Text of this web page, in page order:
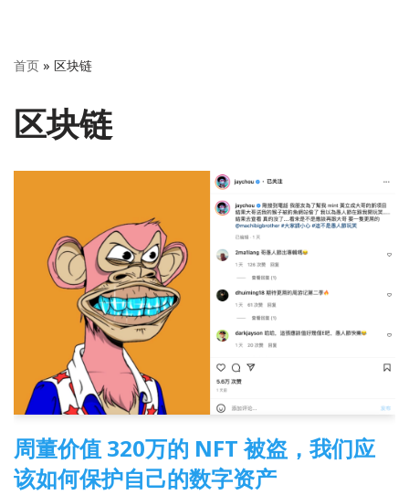
首页 » 区块链
区块链
周董价值 320万的 NFT 被盗，我们应
该如何保护自己的数字资产